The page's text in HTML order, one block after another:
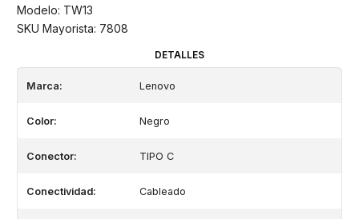
Modelo: TW13
SKU Mayorista: 7808
DETALLES
Marca: Lenovo
Color: Negro
Conector: TIPO C
Conectividad: Cableado